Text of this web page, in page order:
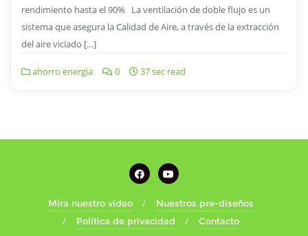
rendimiento hasta el 90% La ventilación de doble flujo es un
sistema que asegura la Calidad de Aire, a través de la extracción
del aire viciado […]
ahorro energia 0 37 sec read
Mira nuestro video
Nuestros pre-diseños
Política de privacidad
Contacto